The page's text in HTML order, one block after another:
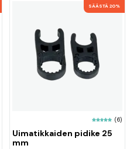
SÄÄSTÄ 20%
(6)
Uimatikkaiden pidike 25
mm